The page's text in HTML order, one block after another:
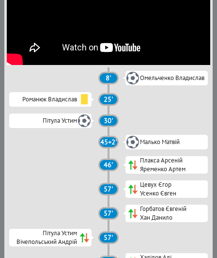
8' Омельченко Владислав
Романюк Владислав 25'
Пітула Устим 30'
45+2' Малько Матвій
46'
Плакса Арсеній
Яременко Артем
57'
Цевух Єгор
Усенко Євген
57'
Горбатов Євгеній
Хан Данило
Пітула Устим
Вічепольський Андрій
57'